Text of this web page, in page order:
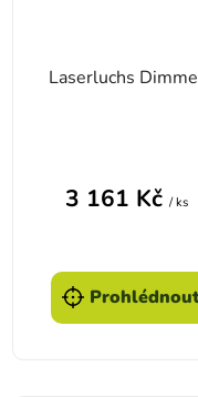
Laserluchs
3 161 Kč / ks